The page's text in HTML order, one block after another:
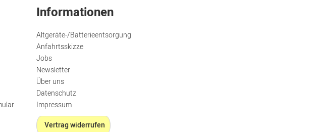
Informationen
Altgeräte-/Batterieentsorgung
Anfahrtsskizze
Jobs
Newsletter
Über uns
Datenschutz
Impressum
Vertrag widerrufen